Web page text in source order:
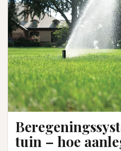
tuin – hoe